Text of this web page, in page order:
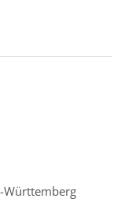
Württemberg